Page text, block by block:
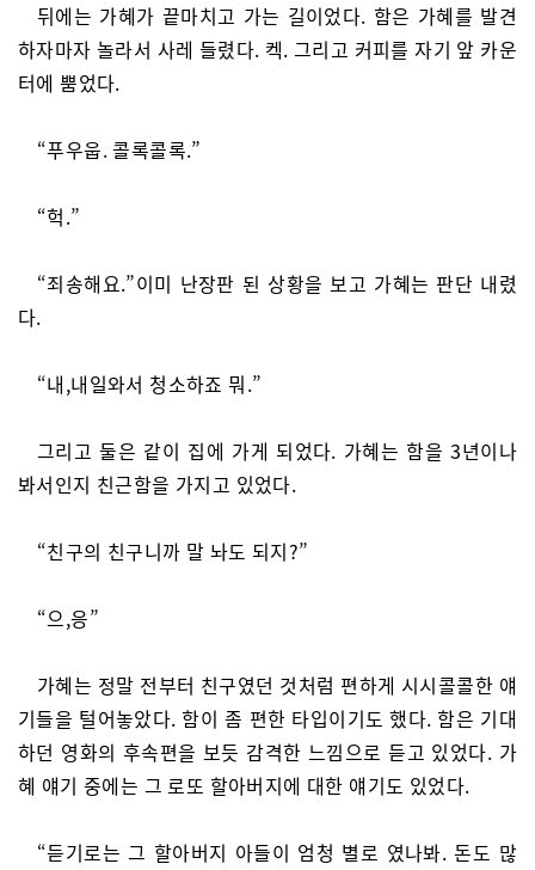
뒤에는 가혜가 끝마치고 가는 길이었다. 함은 가혜를 발견
하자마자 놀라서 사레 들렸다. 켁. 그리고 커피를 자기 앞 카운
터에 뿜었다.
“푸우웁. 콜록콜록.”
“헉.”
“죄송해요.”이미 난장판 된 상황을 보고 가혜는 판단 내렸
다.
“내,내일와서 청소하죠 뭐.”
그리고 둘은 같이 집에 가게 되었다. 가혜는 함을 3년이나
봐서인지 친근함을 가지고 있었다.
“친구의 친구니까 말 놔도 되지?”
“으,응”
가혜는 정말 전부터 친구였던 것처럼 편하게 시시콜콜한 얘
기들을 털어놓았다. 함이 좀 편한 타입이기도 했다. 함은 기대
하던 영화의 후속편을 보듯 감격한 느낌으로 듣고 있었다. 가
혜 얘기 중에는 그 로또 할아버지에 대한 얘기도 있었다.
“듣기로는 그 할아버지 아들이 엄청 별로 였나봐. 돈도 많